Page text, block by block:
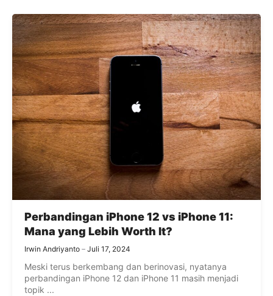
Perbandingan iPhone 12 vs iPhone 11:
Mana yang Lebih Worth It?
Irwin Andriyanto Juli 17, 2024
Meski terus berkembang dan berinovasi, nyatanya
perbandingan iPhone 12 dan iPhone 11 masih menjadi
topik ...